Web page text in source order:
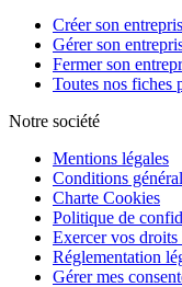
Créer son
Gérer son
Fermer son
Toutes nos fiches
Notre société
Mentions légales
Conditions
Charte Cookies
Politique de
Exercer vos
Réglementation
Gérer mes